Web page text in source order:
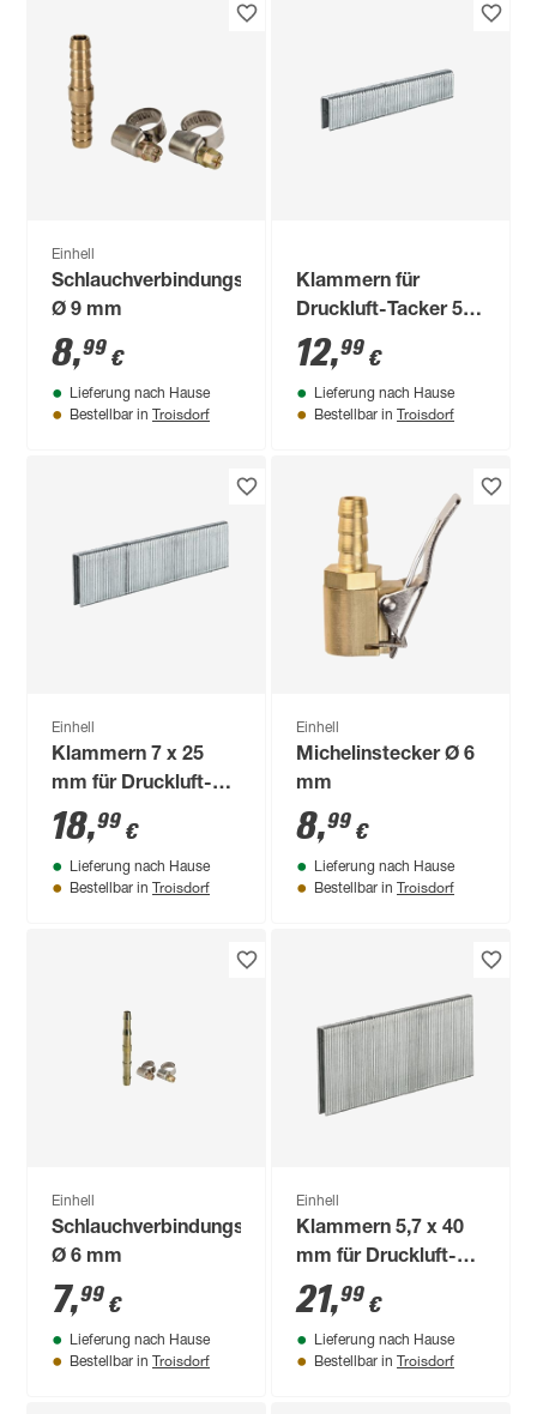
Einhell
Schlauchverbindungsrohr
Ø 9 mm
8,99 €
Lieferung nach Hause
Bestellbar in Troisdorf
Klammern für
Druckluft-Tacker 5,7
x 13 mm 3000 Stück
12,99 €
Lieferung nach Hause
Bestellbar in Troisdorf
Einhell
Klammern 7 x 25
mm für Druckluft-
Tacker 3000 Stück
18,99 €
Lieferung nach Hause
Bestellbar in Troisdorf
Einhell
Michelinstecker Ø 6
mm
8,99 €
Lieferung nach Hause
Bestellbar in Troisdorf
Einhell
Schlauchverbindungsrohr
Ø 6 mm
7,99 €
Lieferung nach Hause
Bestellbar in Troisdorf
Einhell
Klammern 5,7 x 40
mm für Druckluft-
Tacker 3000 Stück
21,99 €
Lieferung nach Hause
Bestellbar in Troisdorf